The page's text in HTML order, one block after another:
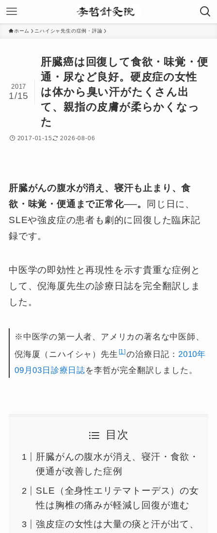
ホーム ニハイシャ先生の症例・評論
肝臓癌は回復して食欲・味覚・便
通・尿など良好。硬皮症の女性
は体から臭い汗がたくさん出
て、親指の皮膚が柔らかくなっ
た
2017
1/15
2017-01-15 2026-08-06
肝臓がんの腹水が消え、寝汗も止まり、食
欲・味覚・便通まで正常化──。 同じ日に、
SLEや強皮症の患者も劇的に回復した臨床記
録です。
中医学の即効性と再現性を示す貴重な症例と
して、倪海厦先生の診療日誌を完全翻訳しま
した。
※中医学の第一人者、アメリカの著名な中医師、
倪海厦（ニハイシャ）先生 1 の治療日記： 2010年
09月03日診療日誌を李哲が完全翻訳しました。
目次
肝臓がんの腹水が消え、寝汗・食欲・
便通が改善した症例
SLE（全身性エリテマトーデス）の女
性は胸椎の痛みが軽減し回復が進む
強皮症の女性は大量の痰と汗が出て、